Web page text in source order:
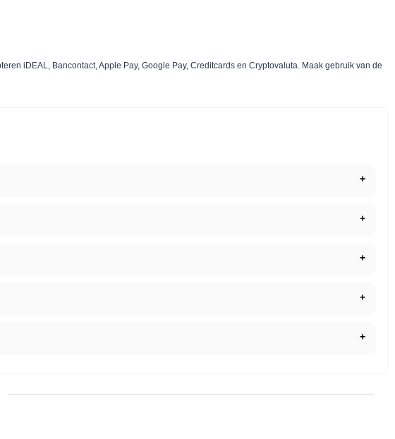
iDEAL, Bancontact, Apple Pay, Google Pay, Creditcards en Cryptovaluta. Maak gebruik van de